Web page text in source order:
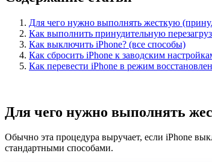
Для чего нужно выполнять жесткую
Как выполнить принудительную
Как выключить iPhone? (все способы)
Как сбросить iPhone к заводским
Как перевести iPhone в режим
Для чего нужно выполнять
Обычно эта процедура выручает, если iPhone
стандартными способами.